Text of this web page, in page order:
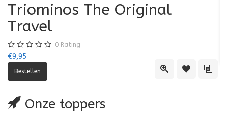
Quick ViewToevoegen
Triominos The Original
Travel
0 Rating
€9,95
Onze toppers